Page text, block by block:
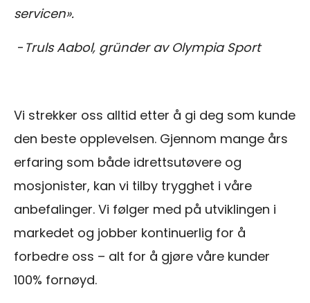
servicen».
- Truls Aabol, gründer av Olympia Sport
Vi strekker oss alltid etter å gi deg som kunde
den beste opplevelsen. Gjennom mange års
erfaring som både idrettsutøvere og
mosjonister, kan vi tilby trygghet i våre
anbefalinger. Vi følger med på utviklingen i
markedet og jobber kontinuerlig for å
forbedre oss – alt for å gjøre våre kunder
100% fornøyd.